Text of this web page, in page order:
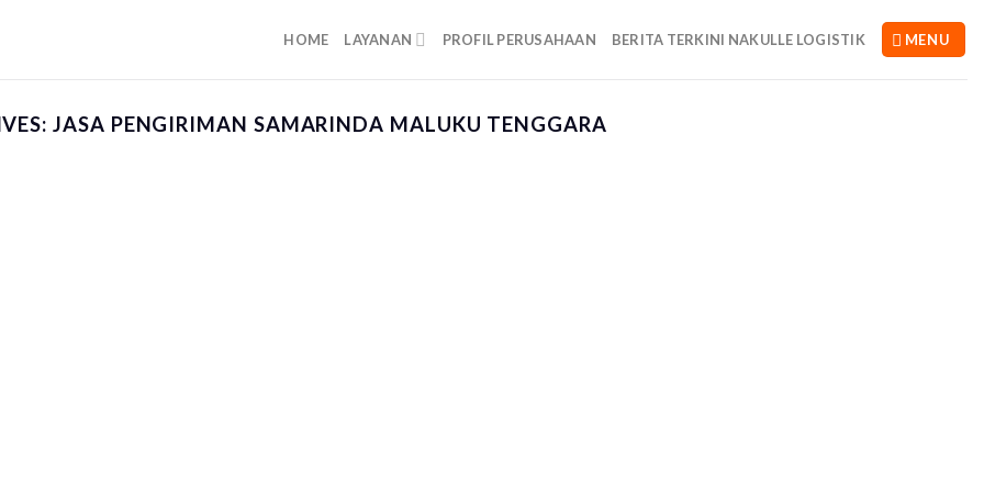
HOME LAYANAN PROFIL PERUSAHAAN BERITA TERKINI NAKULLE LOGISTIK MENU
JASA PENGIRIMAN SAMARINDA MALUKU TENGGARA